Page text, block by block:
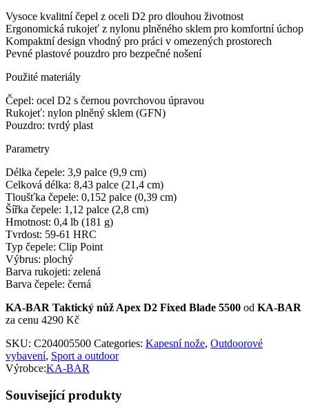
Vysoce kvalitní čepel z oceli D2 pro dlouhou životnost
Ergonomická rukojeť z nylonu plněného sklem pro komfortní úchop
Kompaktní design vhodný pro práci v omezených prostorech
Pevné plastové pouzdro pro bezpečné nošení
Použité materiály
Čepel: ocel D2 s černou povrchovou úpravou
Rukojeť: nylon plněný sklem (GFN)
Pouzdro: tvrdý plast
Parametry
Délka čepele: 3,9 palce (9,9 cm)
Celková délka: 8,43 palce (21,4 cm)
Tloušťka čepele: 0,152 palce (0,39 cm)
Šířka čepele: 1,12 palce (2,8 cm)
Hmotnost: 0,4 lb (181 g)
Tvrdost: 59-61 HRC
Typ čepele: Clip Point
Výbrus: plochý
Barva rukojeti: zelená
Barva čepele: černá
KA-BAR Taktický nůž Apex D2 Fixed Blade 5500 od KA-BAR
za cenu 4290 Kč
SKU: C204005500 Categories: Kapesní nože, Outdoorové
vybavení, Sport a outdoor
Výrobce:KA-BAR
Související produkty